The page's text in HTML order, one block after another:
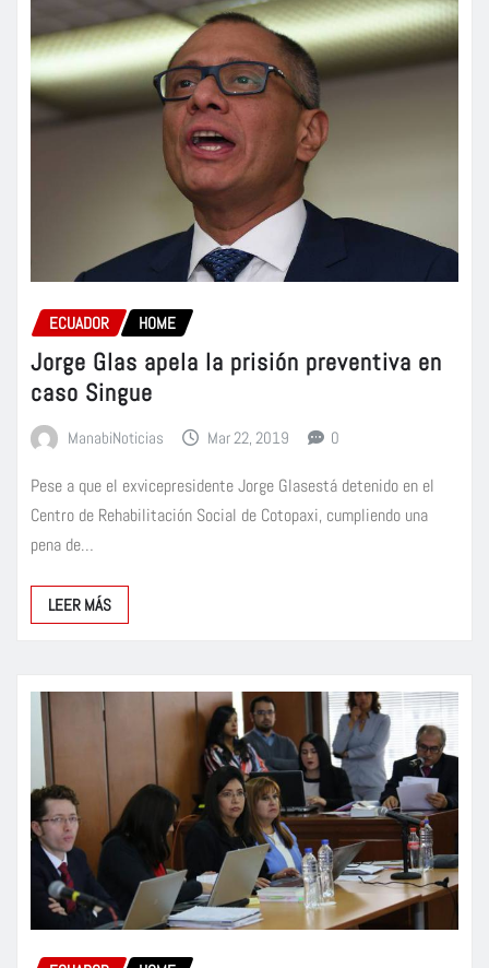
ECUADOR HOME
Jorge Glas apela la prisión preventiva en
caso Singue
ManabiNoticias Mar 22, 2019 0
Pese a que el exvicepresidente Jorge Glasestá detenido en el
Centro de Rehabilitación Social de Cotopaxi, cumpliendo una
pena de…
LEER MÁS